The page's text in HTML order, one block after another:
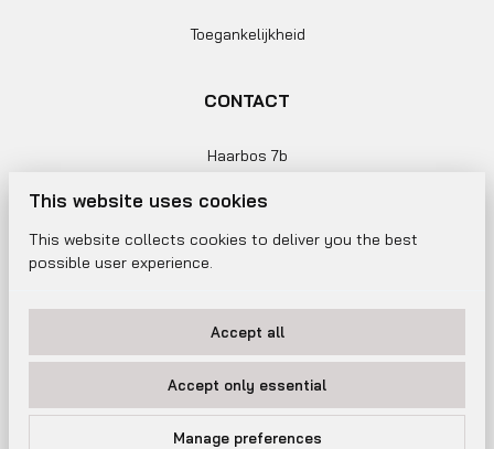
Toegankelijkheid
CONTACT
Haarbos 7b
3953 HA Maarsbergen
+31 180 47 79 01
This website uses cookies
This website collects cookies to deliver you the best
possible user experience.
Accept all
Accept only essential
Manage preferences